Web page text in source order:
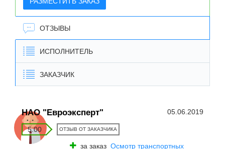
ОТЗЫВЫ
ИСПОЛНИТЕЛЬ
ЗАКАЗЧИК
НАО "Евроэксперт" 05.06.2019
5.00 ОТЗЫВ ОТ ЗАКАЗЧИКА
за заказ Осмотр транспортных